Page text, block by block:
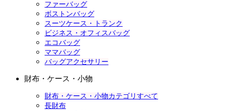
ファーバッグ
ボストンバッグ
スーツケース・トランク
ビジネス・オフィスバッグ
エコバッグ
ママバッグ
バッグアクセサリー
財布・ケース・小物
財布・ケース・小物カテゴリすべて
長財布